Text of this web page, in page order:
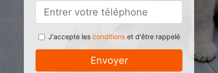
J'accepte les conditionset d'être rappelé
Envoyer